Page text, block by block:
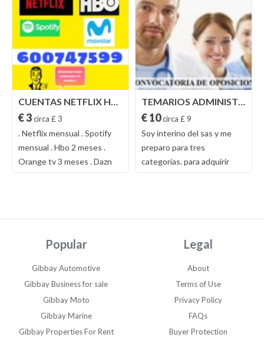
CUENTAS NETFLIX HBO SPOTIFY MOVISTAR XEM
€ 3circa £ 3
. Netflix mensual . Spotify
mensual . Hbo 2 meses .
Orange tv 3 meses . Dazn
españa mensual . Dazn
6 meses . Movistar plus 6
mensual . Sky españa
mensual . Tidal mensual .
Scribd mensual . Atresplayer
mensual . Disney plus
mensual . youtube premium
1 mes . apple music 4 meses
TEMARIOS ADMINISTRATIVO OPOSICIONES
€ 10circa £ 9
Soy interino del sas y me
preparo para tres
categorías. para adquirir
temarios he hecho
extraordinaria calidad de las
celador sas, telefonista sas,
planchado sas, peón sas,
celador conductor sas,
auxiliar enfermería sas,
auxiliar administrativo sas,
cocinero sas, administrativo
Popular
Gibbay Automotive
Gibbay Business for sale
Gibbay Moto
Gibbay Marine
Gibbay Properties For Rent
Legal
About
Terms of Use
Privacy Policy
FAQs
Buyer Protection